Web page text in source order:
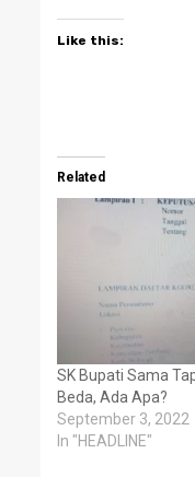
Like this:
Related
SK Bupati Sama
Beda, Ada Apa?
September 3, 2022
In "HEADLINE"